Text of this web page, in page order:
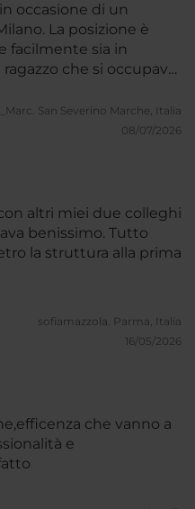
occasione di un
La posizione è
facilmente sia in
davvero fantastico:
il sorriso. Anche le
estremamente
sempre gentili,
per qualsiasi
dovessimo tornare a
di soggiornare
San Severino Marche, Italia
08/07/2026
altri miei due colleghi
benissimo. Tutto
la struttura alla prima
sofiamazzola.
Parma, Italia
16/05/2026
che vanno a
e